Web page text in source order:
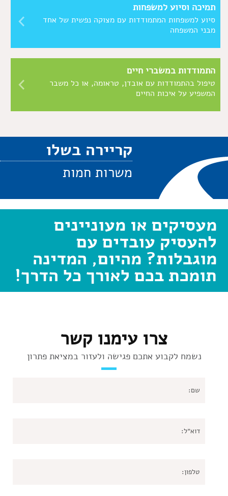
תמיכה וסיוע למשפחות
סיוע למשפחות המתמודדות עם מצוקה נפשית של אחד
מבני המשפחה
התמודדות במשברי חיים
טיפול בהתמודדות עם אובדן, טראומה, או כל משבר
המשפיע על איכות החיים
קריירה בשלו
משרות חמות
מעסיקים או מעוניינים
להעסיק עובדים עם
מוגבלות? מהיום, המדינה
תומכת בכם לאורך כל הדרך!
צרו עימנו קשר
נשמח לקבוע אתכם פגישה ולעזור במציאת פתרון